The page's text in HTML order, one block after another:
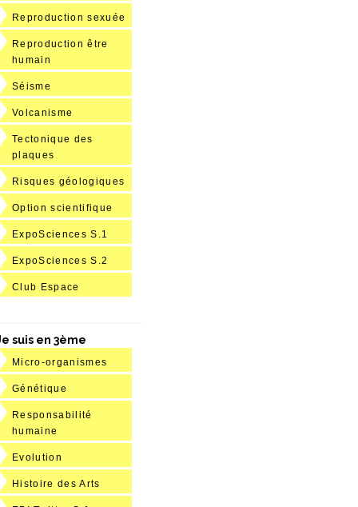
Reproduction sexuée
Reproduction être
humain
Séisme
Volcanisme
Tectonique des
plaques
Risques géologiques
Option scientifique
ExpoSciences S.1
ExpoSciences S.2
Club Espace
suis en 3ème
Micro-organismes
Génétique
Responsabilité
humaine
Evolution
Histoire des Arts